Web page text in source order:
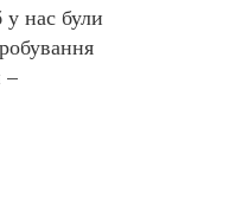
нас були
–